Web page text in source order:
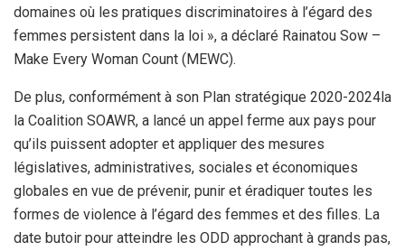
domaines où les pratiques discriminatoires à l’égard des
femmes persistent dans la loi », a déclaré Rainatou Sow –
Make Every Woman Count (MEWC).
De plus, conformément à son Plan stratégique 2020-2024la
la Coalition SOAWR, a lancé un appel ferme aux pays pour
qu’ils puissent adopter et appliquer des mesures
législatives, administratives, sociales et économiques
globales en vue de prévenir, punir et éradiquer toutes les
formes de violence à l’égard des femmes et des filles. La
date butoir pour atteindre les ODD approchant à grands pas,